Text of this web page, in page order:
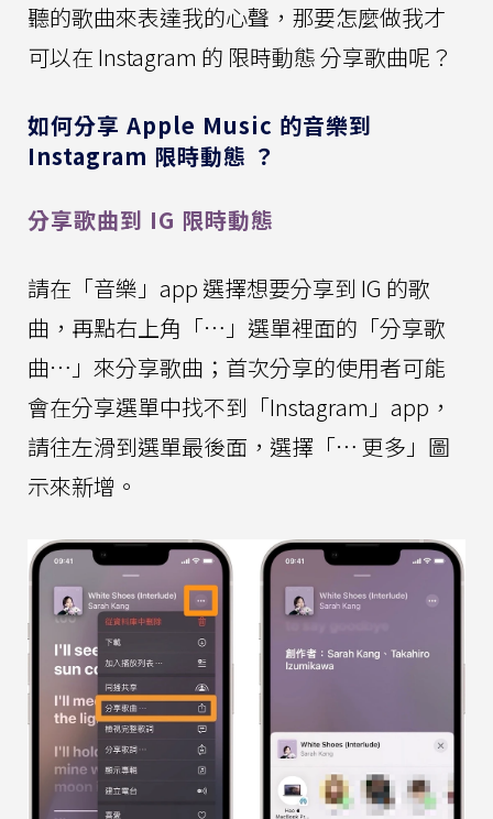
聽的歌曲來表達我的心聲，那要怎麼做我才
可以在 Instagram 的 限時動態 分享歌曲呢？
如何分享 Apple Music 的音樂到
Instagram 限時動態 ？
分享歌曲到 IG 限時動態
請在「音樂」app 選擇想要分享到 IG 的歌
曲，再點右上角「⋯」選單裡面的「分享歌
曲⋯」來分享歌曲；首次分享的使用者可能
會在分享選單中找不到「Instagram」app，
請往左滑到選單最後面，選擇「⋯ 更多」圖
示來新增。